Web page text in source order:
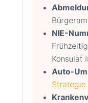
NIE-
Konsulat
Auto-
Strategie